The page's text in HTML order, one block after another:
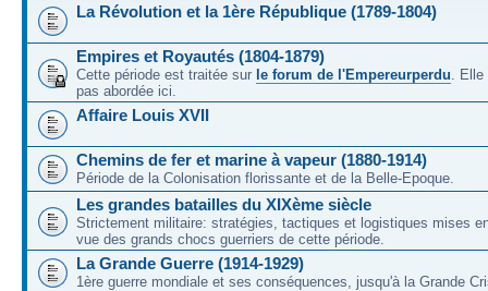
La Révolution et la 1ère République (1789-1804)
Empires et Royautés (1804-1879)
Cette période est traitée sur le forum de l'Empereurperdu. Elle
pas abordée ici.
Affaire Louis XVII
Chemins de fer et marine à vapeur (1880-1914)
Période de la Colonisation florissante et de la Belle-Epoque.
Les grandes batailles du XIXème siècle
Strictement militaire: stratégies, tactiques et logistiques mises
vue des grands chocs guerriers de cette période.
La Grande Guerre (1914-1929)
1ère guerre mondiale et ses conséquences, jusqu'à la Grande